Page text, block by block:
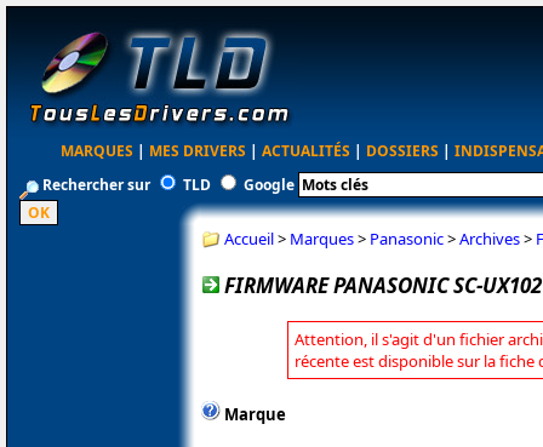
MARQUES | MES DRIVERS | ACTUALITÉS | DOSSIERS |
Rechercher sur
TLD Google
Accueil> Marques> Panasonic>Archives>
FIRMWARE PANASONIC SC-
Attention, il s'agit d'un fichier
récente est disponible sur la fiche
Marque